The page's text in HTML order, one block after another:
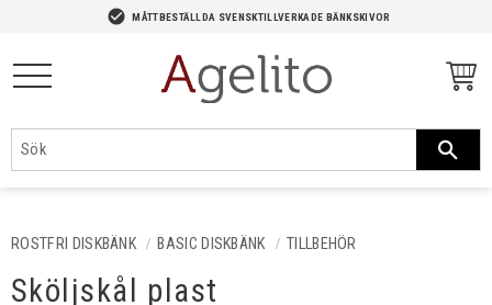
check_circle MÅTTBESTÄLLDA SVENSKTILLVERKADE BÄNKSKIVOR
ROSTFRI DISKBÄNK BASIC DISKBÄNK TILLBEHÖR
Sköljskål plast